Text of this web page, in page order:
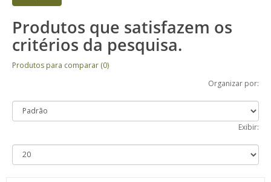
Produtos que satisfazem os
critérios da pesquisa.
Produtos para comparar (0)
Organizar por:
Exibir: